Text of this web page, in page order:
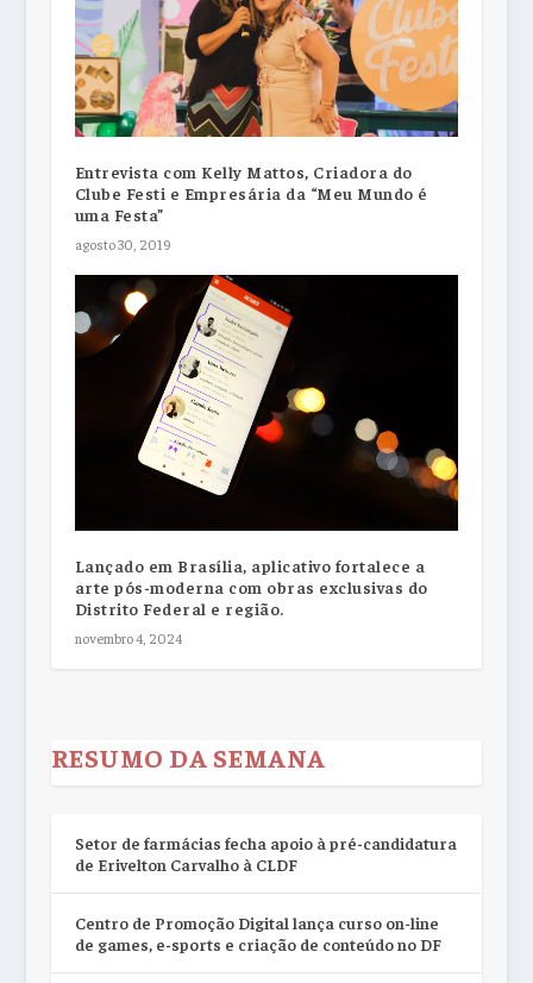
Entrevista com Kelly Mattos, Criadora do
Clube Festi e Empresária da “Meu Mundo é
uma Festa”
agosto 30, 2019
Lançado em Brasília, aplicativo fortalece a
arte pós-moderna com obras exclusivas do
Distrito Federal e região.
novembro 4, 2024
RESUMO DA SEMANA
Setor de farmácias fecha apoio à pré-candidatura
de Erivelton Carvalho à CLDF
Centro de Promoção Digital lança curso on-line
de games, e-sports e criação de conteúdo no DF